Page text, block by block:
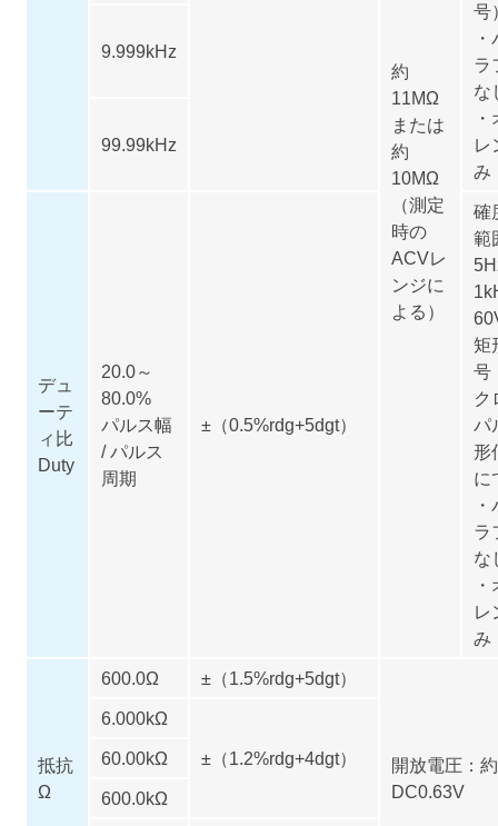
約
11MΩ
または
約
10MΩ
（測定
時の
ACVレ
ンジに
よる）
号
ラ
な
レ
み
9.999kHz
99.99kHz
デュ
ーテ
ィ比
Duty
20.0～
80.0%
パルス幅
/ パルス
周期
±（0.5%rdg+5dgt）
確
範
矩
号
ク
パ
形
に
ラ
な
レ
み
抵抗
Ω
600.0Ω ±（1.5%rdg+5dgt）
開放電圧：約
DC0.63V
6.000kΩ
±（1.2%rdg+4dgt）
60.00kΩ
600.0kΩ